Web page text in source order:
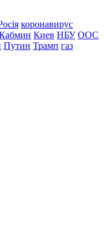
коронавирус
Киев НБУ ООС
Путин Трамп газ